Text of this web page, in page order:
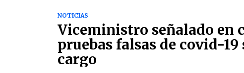
NOTICIAS
Viceministro señalado en
pruebas falsas de covid-19
cargo